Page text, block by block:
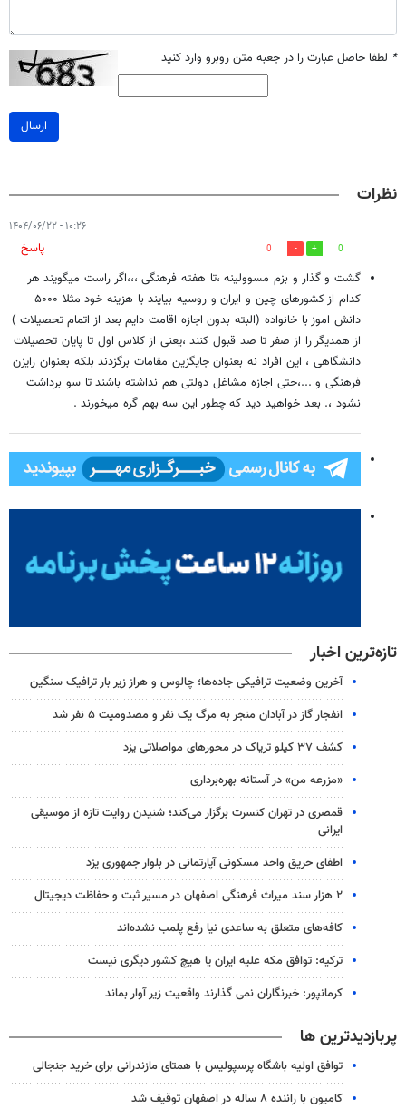
* لطفا حاصل عبارت را در جعبه متن روبرو وارد کنید
ارسال
نظرات
۱۰:۲۶ - ۱۴۰۴/۰۶/۲۲
0
0
پاسخ
گشت و گذار و بزم مسوولینه ،تا هفته فرهنگی ،،،اگر راست میگویند هر
کدام از کشورهای چین و ایران و روسیه بیایند با هزینه خود مثلا ۵۰۰۰
دانش اموز با خانواده (البته بدون اجازه اقامت دایم بعد از اتمام تحصیلات )
از همدیگر را از صفر تا صد قبول کنند ،یعنی از کلاس اول تا پایان تحصیلات
دانشگاهی ، این افراد نه بعنوان جایگزین مقامات برگزدند بلکه بعنوان رایزن
فرهنگی و ...‌،حتی اجازه مشاغل دولتی هم نداشته باشند تا سو برداشت
نشود ،. بعد خواهید دید که چطور این سه بهم گره میخورند .
تازه‌ترین اخبار
آخرین وضعیت ترافیکی جاده‌ها؛ چالوس و هراز زیر بار ترافیک سنگین
انفجار گاز در آبادان منجر به مرگ یک نفر و مصدومیت ۵ نفر شد
کشف ۳۷ کیلو تریاک در محورهای مواصلاتی یزد
«مزرعه من» در آستانه بهره‌برداری
قمصری در تهران کنسرت برگزار می‌کند؛ شنیدن روایت تازه از موسیقی
ایرانی
اطفای حریق واحد مسکونی آپارتمانی در بلوار جمهوری یزد
۲ هزار سند میراث فرهنگی اصفهان در مسیر ثبت و حفاظت دیجیتال
کافه‌های متعلق به ساعدی نیا رفع پلمب نشده‌اند
ترکیه: توافق مکه علیه ایران یا هیچ کشور دیگری نیست
کرمانپور: خبرنگاران نمی گذارند واقعیت زیر آوار بماند
پربازدیدترین ها
توافق اولیه باشگاه پرسپولیس با همتای مازندرانی برای خرید جنجالی
کامیون با راننده ۸ ساله در اصفهان توقیف شد